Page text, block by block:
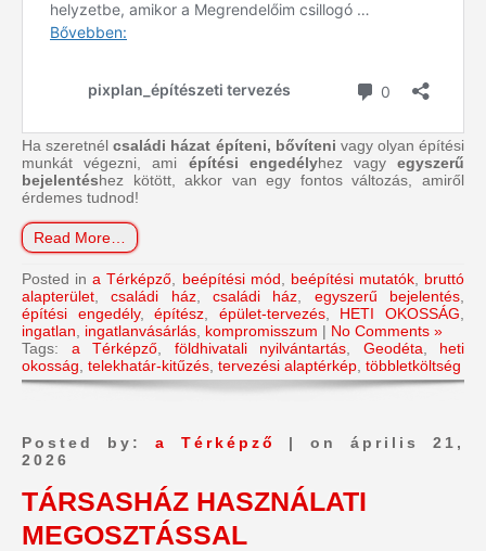
Ha szeretnélcsaládi házat építeni, bővíteni vagy olyan építési
munkát végezni, ami építési engedélyhez vagyegyszerű
bejelentéshez kötött, akkor van egy fontos változás, amiről
érdemes tudnod!
Read More…
Posted ina Térképző beépítési mód beépítési mutatók, bruttó
alapterület ,családi ház,családi ház egyszerű bejelentés
építési engedély,építész épület-tervezés, HETI OKOSSÁG
ingatlan
ingatlanvásárlás kompromisszum | No Comments »
Tags: a Térképző földhivatali nyilvántartás Geodéta
heti
okosság telekhatár-kitűzés tervezési alaptérkép többletköltség
Posted by: a Térképző
| on április 21,
2026
TÁRSASHÁZ HASZNÁLATI
MEGOSZTÁSSAL